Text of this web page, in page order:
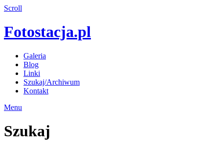
Scroll
Fotostacja.pl
Galeria
Blog
Linki
Szukaj/Archiwum
Kontakt
Menu
Szukaj